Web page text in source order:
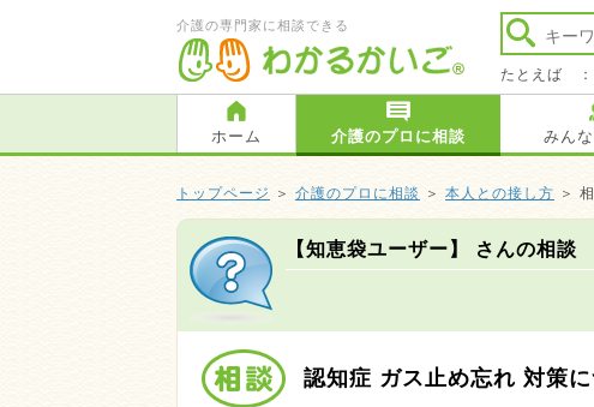
介護の専門家に相談できる
たとえば
ホーム 介護のプロに相談 みん
トップページ ＞ 介護のプロに相談 ＞ 本人との接し方 ＞
【知恵袋ユーザー】 さんの相談
認知症 ガス止め忘れ 対策